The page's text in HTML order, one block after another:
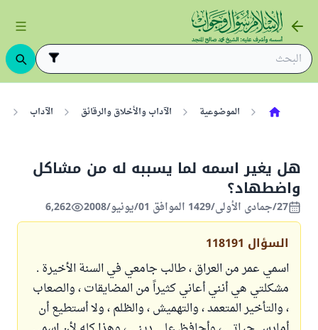
الموضوعية الآداب والأخلاق والرقائق الآداب
هل يغير اسمه لما يسببه له من مشاكل
واضطهاد؟
27/جمادى الأولى/1429 الموافق 01/يونيو/2008 6,262
السؤال 118191
اسمي عمر من العراق ، طالب جامعي في السنة الأخيرة .
مشكلتي هي أنني أعاني كثيراً من المضايقات ، والصعاب
، والتأخير المتعمد ، والتهميش ، والظلم ، ولا أستطيع أن